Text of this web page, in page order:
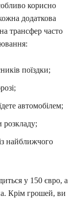
корисно
додаткова
трансфер часто
поїздки;
автомобілем;
розкладу;
найближчого
у 150 євро, а
Крім грошей, ви